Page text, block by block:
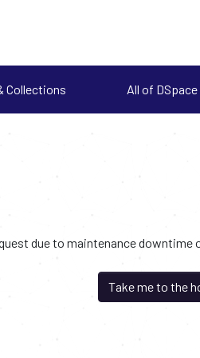
Collections All of DSpace
due to maintenance downtime
Take me to the